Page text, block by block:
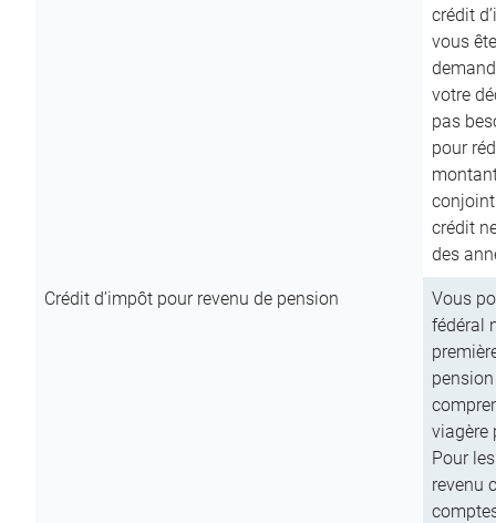
crédit
vous
votre
pas
pour
conjoint
crédit
des
Crédit d’impôt pour revenu de pension
Vous
fédéral
viagère
Pour
revenu